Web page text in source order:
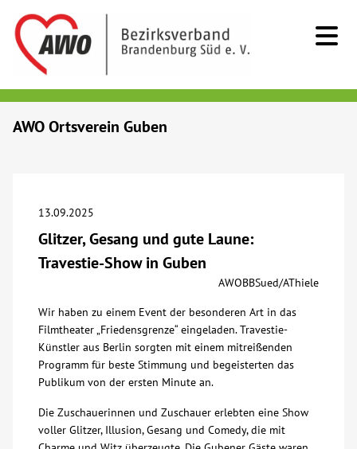
Beratung & Hilfe
Bildung
Über uns
Veranstaltungen
AWO Ortsverein Guben
13.09.2025
Glitzer, Gesang und gute Laune:
Travestie-Show in Guben
AWOBBSued/AThiele
Wir haben zu einem Event der besonderen Art in das
Filmtheater „Friedensgrenze“ eingeladen. Travestie-
Künstler aus Berlin sorgten mit einem mitreißenden
Programm für beste Stimmung und begeisterten das
Publikum von der ersten Minute an.
Die Zuschauerinnen und Zuschauer erlebten eine Show
voller Glitzer, Illusion, Gesang und Comedy, die mit